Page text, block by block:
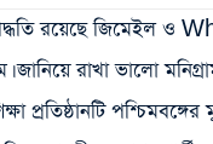
রয়েছে জিমেইল ও
জানিয়ে রাখা ভালো
প্রতিষ্ঠানটি পশ্চিমবঙ্গের